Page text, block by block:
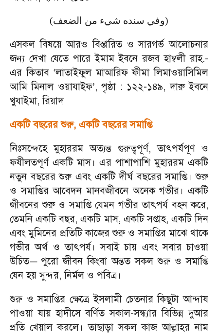
(وفي سنده شيء من الضعف)
এসকল বিষয়ে আরও বিস্তারিত ও সারগর্ভ আলোচনার
জন্য দেখা যেতে পারে ইমাম ইবনে রজব হাম্বলী রাহ.-
এর কিতাব ‘লাতাইফুল মাআরিফ ফীমা লিমাওয়াসিমিল
আমি মিনাল ওয়াযাইফ’,পৃষ্ঠা : ১২২-১৪৯,দারু ইবনে
খুযাইমা,রিয়াদ
একটি বছরের শুরু, একটি বছরের সমাপ্তি
নিঃসন্দেহে মুহাররম অত্যন্ত গুরুত্বপূর্ণ,তাৎপর্যপূণ ও
ফযীলতপূর্ণ একটি মাস। এর পাশাপাশি মুহাররম একটি
নতুন বছরের শুরু এবং একটি দীর্ঘ বছরের সমাপ্তি। শুরু
ও সমাপ্তির আবেদন মানবজীবনে অনেক গভীর। একটি
জীবনের শুরু ও সমাপ্তি যেমন গভীর তাৎপর্য বহন করে,
তেমনি একটি বছর,একটি মাস, একটি সপ্তাহ, একটি দিন
এবং মুমিনের প্রতিটি কাজের শুরু ও সমাপ্তির মাঝে থাকে
গভীর অর্থ ও তাৎপর্য। সবাই চায় এবং সবার চাওয়া
উচিত— পুরো জীবন কিংবা অন্তত সকল শুরু ও সমাপ্তি
যেন হয় সুন্দর,নির্মল ও পবিত্র।
শুরু ও সমাপ্তির ক্ষেত্রে ইসলামী চেতনার কিছুটা আন্দায
পাওয়া যায় হাদীসে বর্ণিত সকাল-সন্ধ্যার বিভিন্ন দুআর
প্রতি খেয়াল করলে। তাছাড়া সকল কাজ আল্লাহর নাম